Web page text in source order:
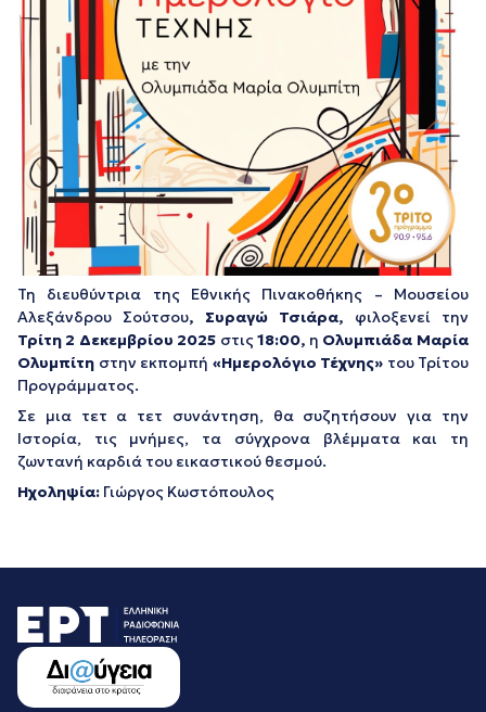
Τη διευθύντρια της Εθνικής Πινακοθήκης – Μουσείου
Αλεξάνδρου Σούτσου, Συραγώ Τσιάρα, φιλοξενεί την
Τρίτη 2 Δεκεμβρίου 2025 στις18:00, η Ολυμπιάδα Μαρία
Ολυμπίτη στην εκπομπή «Ημερολόγιο Τέχνης» του Τρίτου
Προγράμματος.
Σε μια τετ α τετ συνάντηση, θα συζητήσουν για την
Ιστορία, τις μνήμες, τα σύγχρονα βλέμματα και τη
ζωντανή καρδιά του εικαστικού θεσμού.
Ηχοληψία: Γιώργος Κωστόπουλος